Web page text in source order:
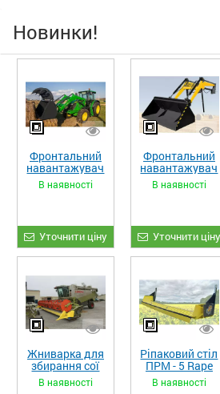
Новинки!
Фронтальний
навантажувач
«STRONG XL»
В наявності
Уточнити ціну
Фронтальний
навантажувач
«STRONG»
В наявності
Уточнити ціну
Жниварка для
збирання сої
та гороху
«ETTARO»
В наявності
Ріпаковий стіл
ПРМ - 5 Rape
Fiore
В наявності